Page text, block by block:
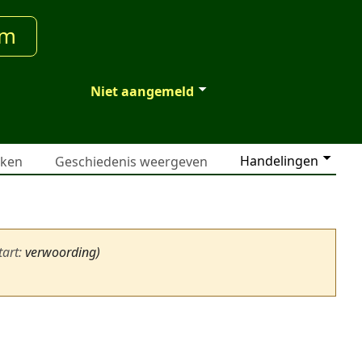
Niet aangemeld
Handelingen
Geschiedenis weergeven
:verwoording)